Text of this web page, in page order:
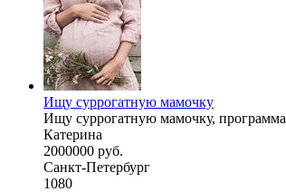
Ищу суррогатную мамочку
Ищу суррогатную мамочку,
Катерина
2000000 руб.
Санкт-Петербург
1080